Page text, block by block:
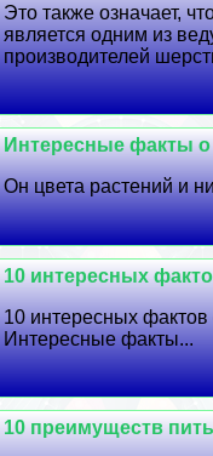
Это также означает,
является одним из
производителей
Интересные факты о
Он цвета растений и
10 интересных
10 интересных
Интересные факты...
10 преимуществ